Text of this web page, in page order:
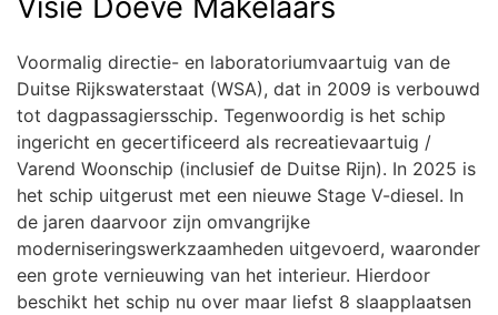
Voormalig directie- en laboratoriumvaartuig van de
Duitse Rijkswaterstaat (WSA), dat in 2009 is verbouwd
tot dagpassagiersschip. Tegenwoordig is het schip
ingericht en gecertificeerd als recreatievaartuig /
Varend Woonschip (inclusief de Duitse Rijn). In 2025 is
het schip uitgerust met een nieuwe Stage V-diesel. In
de jaren daarvoor zijn omvangrijke
moderniseringswerkzaamheden uitgevoerd, waaronder
een grote vernieuwing van het interieur. Hierdoor
beschikt het schip nu over maar liefst 8 slaapplaatsen